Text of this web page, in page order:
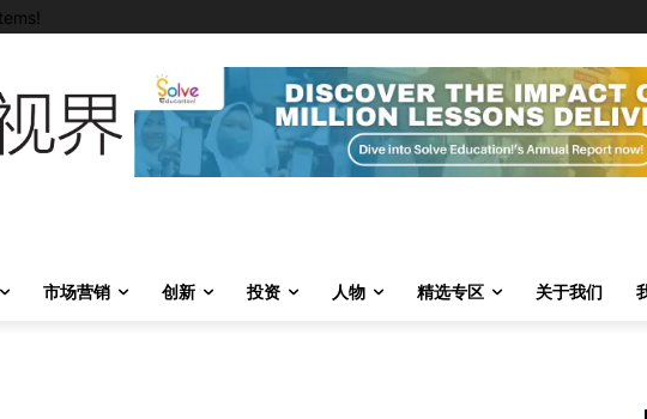
市场营销 创新 投资 人物 精选专区 关于我们